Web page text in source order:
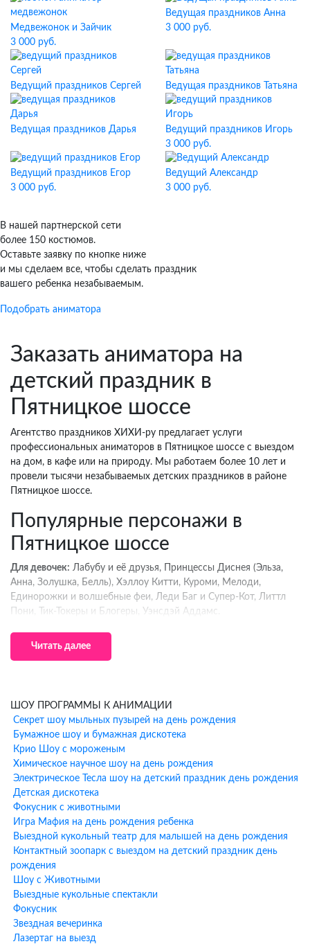
Медвежонок и Зайчик
3 000 руб.
Ведущая праздников Анна
3 000 руб.
Ведущий праздников Сергей Ведущая праздников Татьяна
Ведущая праздников Дарья
Ведущий праздников Игорь
3 000 руб.
Ведущий праздников Егор
3 000 руб.
Ведущий Александр
3 000 руб.
В нашей партнерской сети
более 150 костюмов.
Оставьте заявку по кнопке ниже
и мы сделаем все, чтобы сделать праздник
вашего ребенка незабываемым.
Подобрать аниматора
Заказать аниматора на
детский праздник в
Пятницкое шоссе
Агентство праздников ХИХИ-ру предлагает услуги
профессиональных аниматоров в Пятницкое шоссе с выездом
на дом, в кафе или на природу. Мы работаем более 10 лет и
провели тысячи незабываемых детских праздников в районе
Пятницкое шоссе.
Популярные персонажи в
Пятницкое шоссе
Для девочек: Лабубу и её друзья, Принцессы Диснея (Эльза,
Анна, Золушка, Белль), Хэллоу Китти, Куроми, Мелоди,
Единорожки и волшебные феи, Леди Баг и Супер-Кот, Литтл
Пони, Тик-Токеры и Блогеры, Уэнсдэй Аддамс.
Для мальчиков:
Человек-Паук и супергерои Marvel, Бэтмен и
герои DC, Гарри Поттер и волшебники, Тачки (Молния
Что входит в программу
аниматора в Пятницкое шоссе
Профессиональная музыкальная колонка
Интерактивные игры и конкурсы (30-40 минут активной
программы)
Выбранный костюм персонажа с профессиональным
аниматором
Моделирование фигурок из шариков-колбасок в подарок
каждому гостю
Мини-шоу мыльных пузырей (включая гигантские пузыри)
Аквагрим для всех детей (при заказе программы от 1,5 часов)
Музыкальное сопровождение и танцы
Поздравление именинника
Дополнительные шоу-
Читать далее
ШОУ ПРОГРАММЫ К АНИМАЦИИ
Секрет шоу мыльных пузырей на день рождения
Бумажное шоу и бумажная дискотека
Крио Шоу с мороженым
Химическое научное шоу на день рождения
Электрическое Тесла шоу на детский праздник день рождения
Детская дискотека
Фокусник с животными
Игра Мафия на день рождения ребенка
Выездной кукольный театр для малышей на день рождения
Контактный зоопарк с выездом на детский праздник день
рождения
Шоу с Животными
Выездные кукольные спектакли
Фокусник
Звездная вечеринка
Лазертаг на выезд